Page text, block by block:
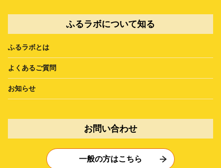
ふるラボについて知る
ふるラボとは
よくあるご質問
お知らせ
お問い合わせ
一般の方はこちら